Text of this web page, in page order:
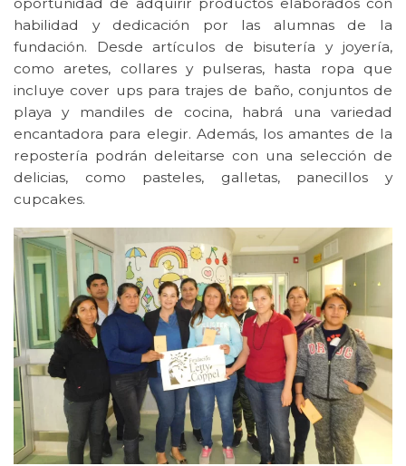
habilidad y dedicación por las alumnas de la
fundación. Desde artículos de bisutería y joyería,
como aretes, collares y pulseras, hasta ropa que
incluye cover ups para trajes de baño, conjuntos de
playa y mandiles de cocina, habrá una variedad
encantadora para elegir. Además, los amantes de la
repostería podrán deleitarse con una selección de
delicias, como pasteles, galletas, panecillos y
cupcakes.